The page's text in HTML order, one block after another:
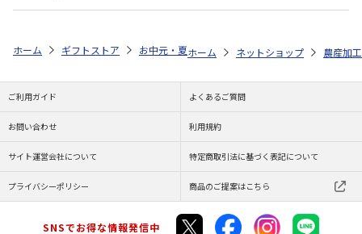
ホーム ギフトストア お中元・夏ギフト特集 2026 ゆうゆうギフト
ホーム ネットショップ 農産加
ご利用ガイド よくあるご質問
お問い合わせ 利用規約
サイト運営会社について 特定商取引法に基づく表記について
プライバシーポリシー 商品のご提案はこちら
SNSでお得な情報発信中